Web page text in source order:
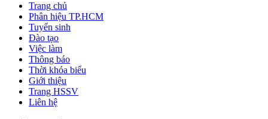
Trang chủ
Phân hiệu TP.HCM
Tuyển sinh
Đào tạo
Việc làm
Thông báo
Thời khóa biểu
Giới thiệu
Trang HSSV
Liên hệ